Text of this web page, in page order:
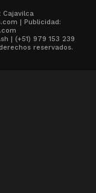
Cajavilca
| Publicidad:
| (+51) 979 153 239
reservados.